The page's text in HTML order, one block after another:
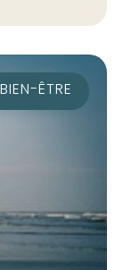
BIEN-ÊTRE